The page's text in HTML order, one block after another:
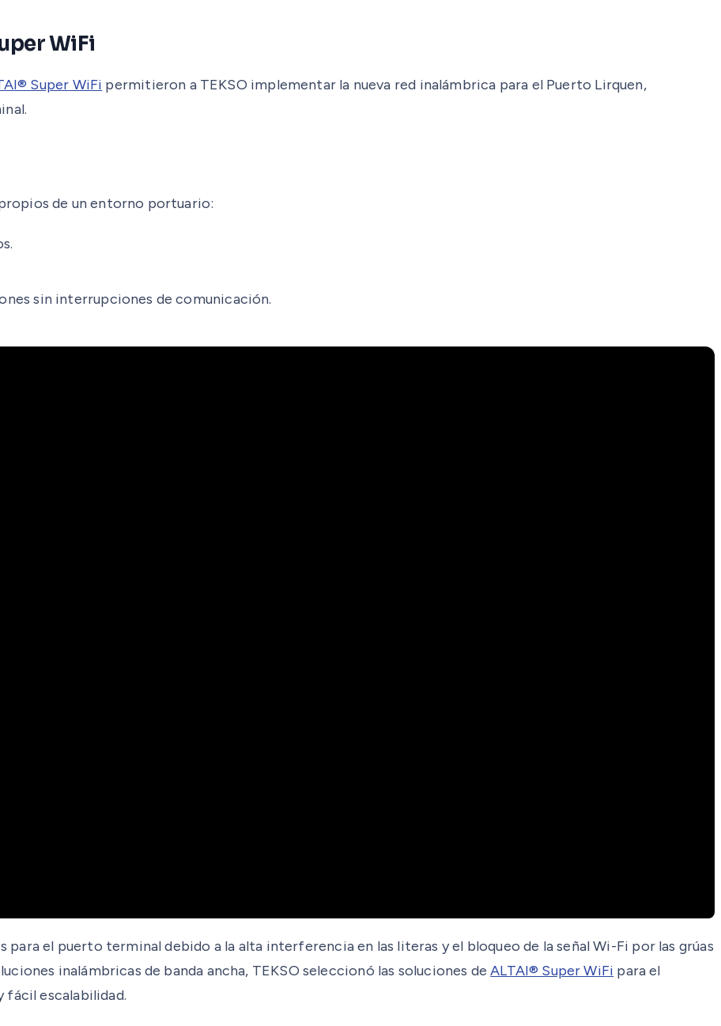
WiFi
Super WiFi permitieron a TEKSO implementar la nueva red inalámbrica para el Puerto Lirquen,
de un entorno portuario:
sin interrupciones de comunicación.
para el puerto terminal debido a la alta interferencia en las literas y el bloqueo de la señal Wi-Fi por las grúas
inalámbricas de banda ancha, TEKSO seleccionó las soluciones deALTAI® Super WiFi para el
fácil escalabilidad.